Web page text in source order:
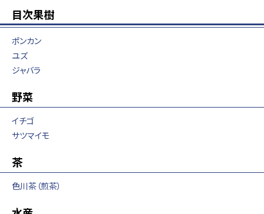
目次果樹
ポンカン
ユズ
ジャバラ
野菜
イチゴ
サツマイモ
茶
色川茶（煎茶）